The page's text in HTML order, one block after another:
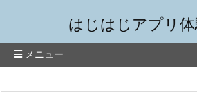
はじはじアプリ
メニュー